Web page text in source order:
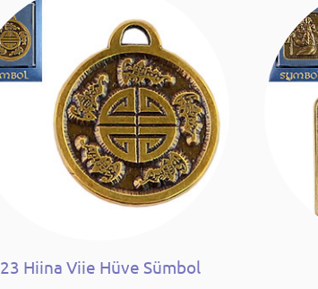
23 Hiina Viie Hüve Sümbol